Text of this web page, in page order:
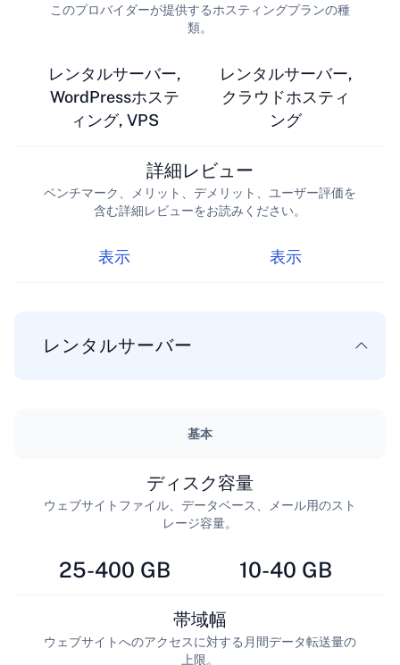
レンタルサーバー,
WordPressホステ
ィング, VPS
このプロバイダーが提供するホスティングプランの種
類。
レンタルサーバー,
クラウドホスティ
ング
表示
詳細レビュー
ベンチマーク、メリット、デメリット、ユーザー評価を
含む詳細レビューをお読みください。
表示
レンタルサーバー
基本
25-400 GB
ディスク容量
ウェブサイトファイル、データベース、メール用のスト
レージ容量。
10-40 GB
帯域幅
ウェブサイトへのアクセスに対する月間データ転送量の
上限。